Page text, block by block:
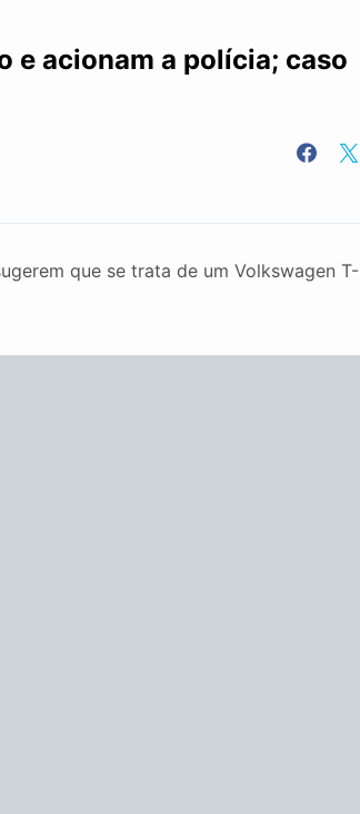
e acionam a polícia; caso
que se trata de um Volkswagen T-